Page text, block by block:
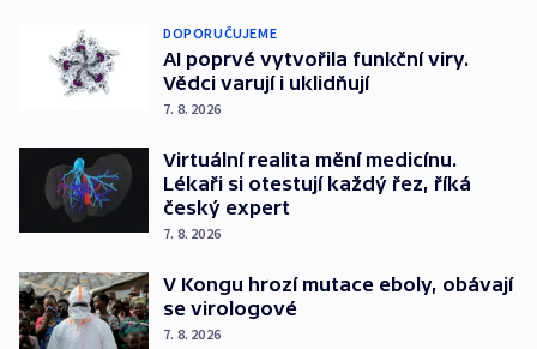
DOPORUČUJEME
AI poprvé vytvořila funkční viry.
Vědci varují i uklidňují
7. 8. 2026
Virtuální realita mění medicínu.
Lékaři si otestují každý řez, říká
český expert
7. 8. 2026
V Kongu hrozí mutace eboly, obávají
se virologové
7. 8. 2026